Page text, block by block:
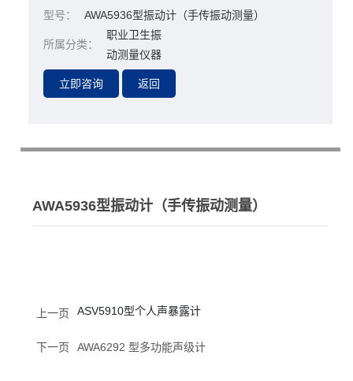
型号： AWA5936型振动计（手传振动测量）
所属分类：
职业卫生振
动测量仪器
AWA5936型振动计（手传振动测量）
上一页 ASV5910型个人声暴露计
下一页 AWA6292 型多功能声级计